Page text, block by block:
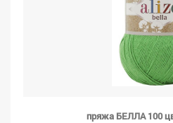
пряжа БЕЛЛА 100